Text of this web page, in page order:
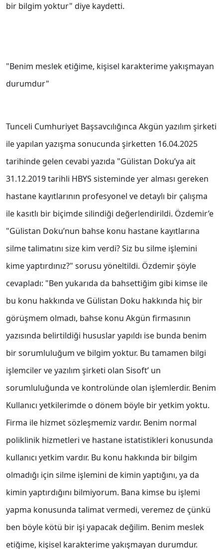
bir bilgim yoktur" diye kaydetti.
"Benim meslek etiğime, kişisel karakterime yakışmayan
durumdur"
Tunceli Cumhuriyet Başsavcılığınca Akgün yazılım şirketi
ile yapılan yazışma sonucunda şirketten 16.04.2025
tarihinde gelen cevabi yazıda "Gülistan Doku’ya ait
31.12.2019 tarihli HBYS sisteminde yer alması gereken
hastane kayıtlarının profesyonel ve detaylı bir çalışma
ile kasıtlı bir biçimde silindiği değerlendirildi. Özdemir’e
"Gülistan Doku’nun bahse konu hastane kayıtlarına
silme talimatını size kim verdi? Siz bu silme işlemini
kime yaptırdınız?" sorusu yöneltildi. Özdemir şöyle
cevapladı: "Ben yukarıda da bahsettiğim gibi kimse ile
bu konu hakkında ve Gülistan Doku hakkında hiç bir
görüşmem olmadı, bahse konu Akgün firmasının
yazısında belirtildiği hususlar yapıldı ise bunda benim
bir sorumluluğum ve bilgim yoktur. Bu tamamen bilgi
işlemciler ve yazılım şirketi olan Sisoft’ un
sorumluluğunda ve kontrolünde olan işlemlerdir. Benim
Kullanıcı yetkilerimde o dönem böyle bir yetkim yoktu.
Firma ile hizmet sözleşmemiz vardır. Benim normal
poliklinik hizmetleri ve hastane istatistikleri konusunda
kullanıcı yetkim vardır. Bu konu hakkında bir bilgim
olmadığı için silme işlemini de kimin yaptığını, ya da
kimin yaptırdığını bilmiyorum. Bana kimse bu işlemi
yapma konusunda talimat vermedi, veremez de çünkü
ben böyle kötü bir işi yapacak değilim. Benim meslek
etiğime, kişisel karakterime yakışmayan durumdur.